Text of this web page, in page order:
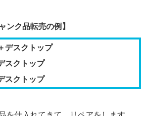
ンク品転売の例】
デスクトップ
スクトップ
スクトップ